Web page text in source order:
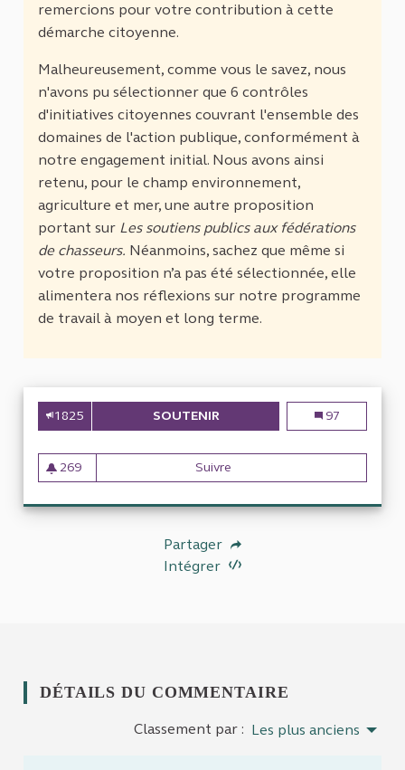
remercions pour votre contribution à cette
démarche citoyenne.
Malheureusement, comme vous le savez, nous
n'avons pu sélectionner que 6 contrôles
d'initiatives citoyennes couvrant l'ensemble des
domaines de l'action publique, conformément à
notre engagement initial. Nous avons ainsi
retenu, pour le champ environnement,
agriculture et mer, une autre proposition
portant sur Les soutiens publics aux fédérations
de chasseurs. Néanmoins, sachez que même si
votre proposition n’a pas été sélectionnée, elle
alimentera nos réflexions sur notre programme
de travail à moyen et long terme.
1825 SOUTENIRENQUÊTER SUR LESEnquêter sur
97
269
269 abonnés
Suivre
Partager
Intégrer
DÉTAILS DU COMMENTAIRE
Classement par : Les plus anciens